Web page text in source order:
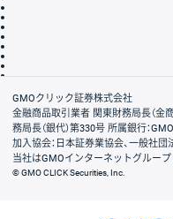
会社案内
GMOクリック証券株式会社
金融商品取引業者 関東財務局長（金
務局長（銀代）第330号 所属銀行：
加入協会：日本証券業協会、一般社
当社はGMOインターネットグループ
© GMO CLICK Securities, Inc.